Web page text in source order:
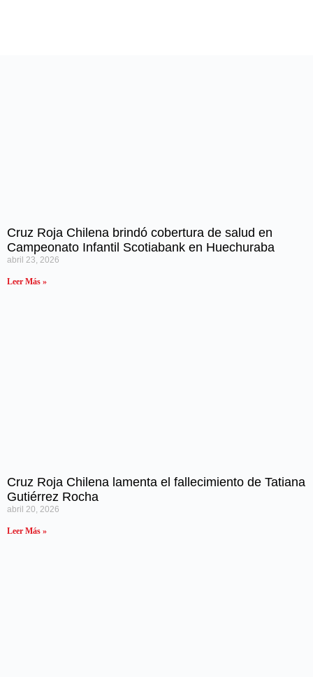
Cruz Roja Chilena brindó cobertura de salud en
Campeonato Infantil Scotiabank en Huechuraba
abril 23, 2026
Leer Más »
Cruz Roja Chilena lamenta el fallecimiento de Tatiana
Gutiérrez Rocha
abril 20, 2026
Leer Más »